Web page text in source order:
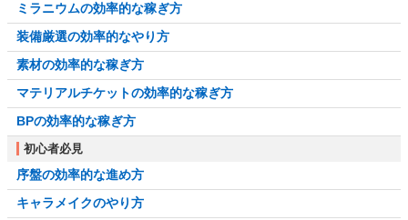
ミラニウムの効率的な稼ぎ方
装備厳選の効率的なやり方
素材の効率的な稼ぎ方
マテリアルチケットの効率的な稼ぎ方
BPの効率的な稼ぎ方
初心者必見
序盤の効率的な進め方
キャラメイクのやり方